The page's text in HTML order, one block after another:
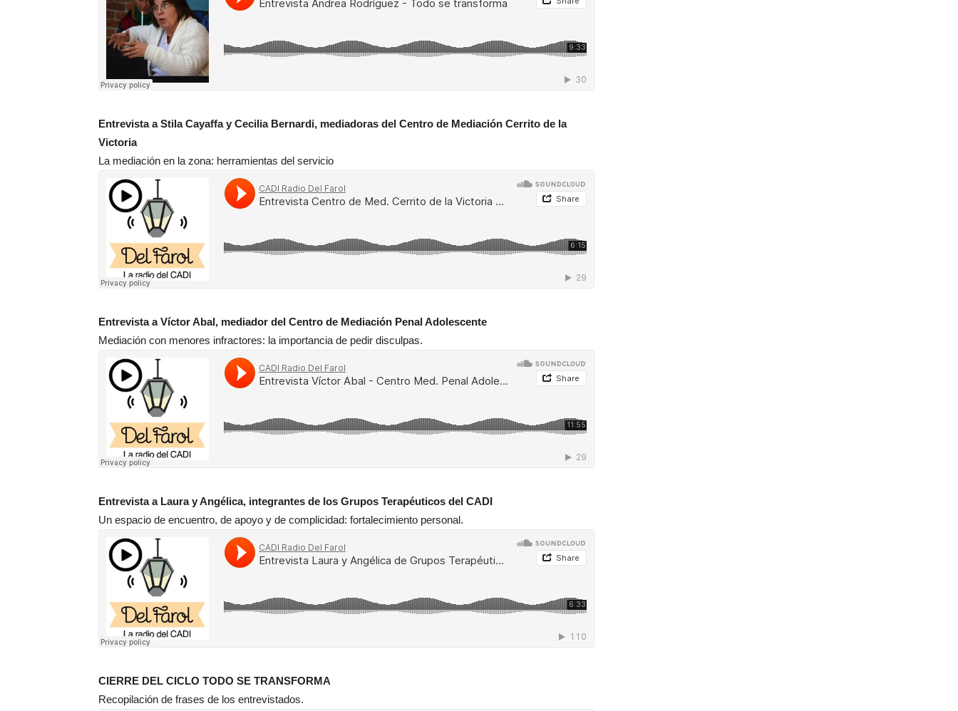
Entrevista a Stila Cayaffa y Cecilia Bernardi, mediadoras del Centro de Mediación Cerrito de la
Victoria
La mediación en la zona: herramientas del servicio
Entrevista a Víctor Abal, mediador del Centro de Mediación Penal Adolescente
Mediación con menores infractores: la importancia de pedir disculpas.
Entrevista a Laura y Angélica, integrantes de los Grupos Terapéuticos del CADI
Un espacio de encuentro, de apoyo y de complicidad: fortalecimiento personal.
CIERRE DEL CICLO TODO SE TRANSFORMA
Recopilación de frases de los entrevistados.